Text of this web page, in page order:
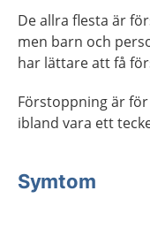
De allra flesta är
men barn och
har lättare att få
Förstoppning är
ibland vara ett
Symtom